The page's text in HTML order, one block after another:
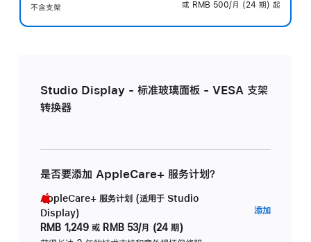
不含支架
或 RMB 500/月 (24 期) 起
Studio Display - 标准玻璃面板 - VESA 支架
转换器
是否要添加 AppleCare+ 服务计划？
AppleCare+ 服务计划 (适用于 Studio
Display)
RMB 1,249 或 RMB 53/月 (24 期)
添加